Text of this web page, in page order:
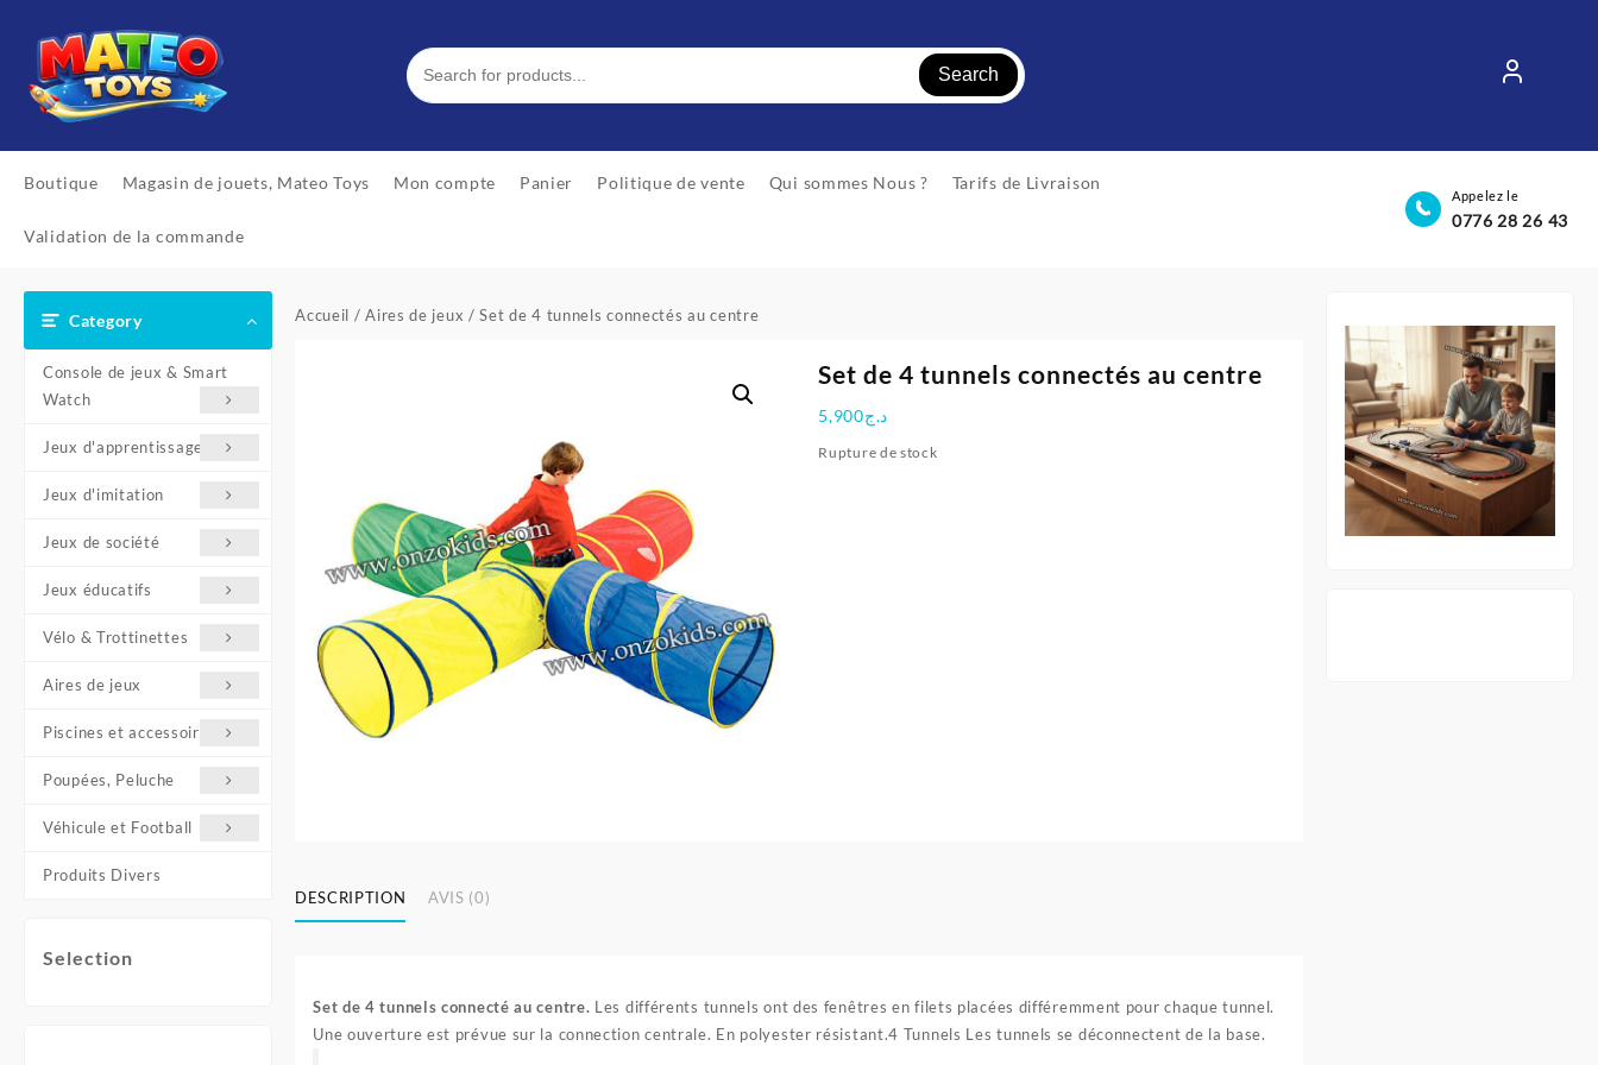
content
Search
Boutique Magasin de jouets, Mateo Toys Mon compte Panier Politique de vente Qui sommes Nous ? Tarifs de Livraison
Validation de la commande
Appelez le
0776 28 26 43
Category
Console de jeux & Smart
Watch
Jeux d'apprentissage
Jeux d'imitation
Jeux de société
Jeux éducatifs
Vélo & Trottinettes
Aires de jeux
Piscines et accessoires
Poupées, Peluche
Véhicule et Football
Produits Divers
Selection
Accueil /Aires de jeux / Set de 4 tunnels connectés au centre
Set de 4 tunnels connectés au centre
د.ج5,900
Rupture de stock
DESCRIPTION AVIS (0)
Set de 4 tunnels connecté au centre. Les différents tunnels ont des fenêtres en filets placées différemment pour chaque tunnel.
Une ouverture est prévue sur la connection centrale. En polyester résistant.4 Tunnels Les tunnels se déconnectent de la base.